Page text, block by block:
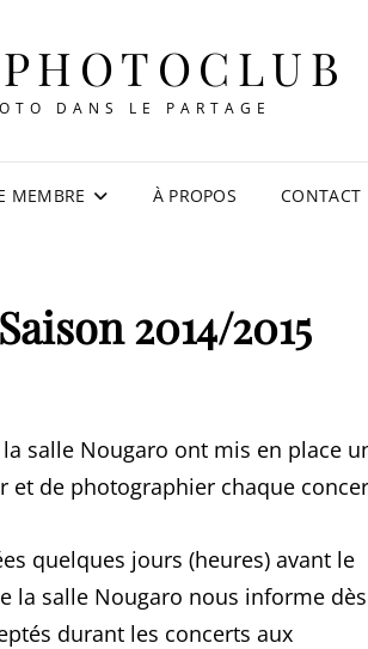
DANS LE PARTAGE
MEMBRE À PROPOS CONTACT
2014/2015
salle Nougaro ont mis en place
et de photographier chaque
quelques jours (heures) avant le
la salle Nougaro nous informe dès
durant les concerts aux